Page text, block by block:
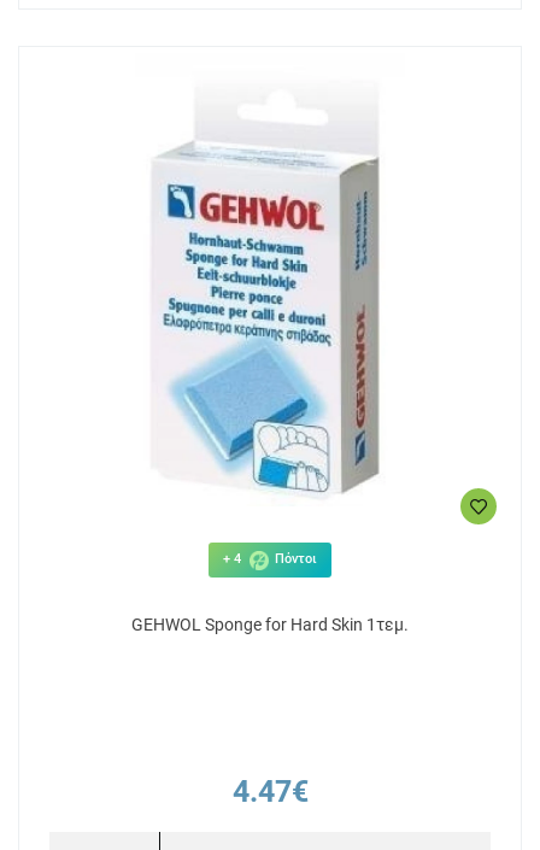
+ 4 Πόντοι
GEHWOL Sponge for Hard Skin 1τεμ.
4.47€